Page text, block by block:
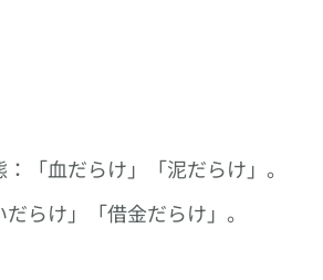
「血だらけ」「泥だらけ」。
らけ」「借金だらけ」。